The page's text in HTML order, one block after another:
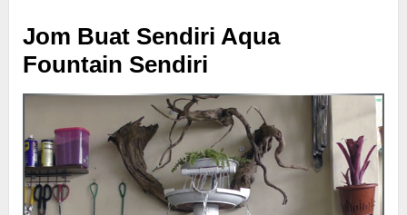
Jom Buat Sendiri Aqua
Fountain Sendiri